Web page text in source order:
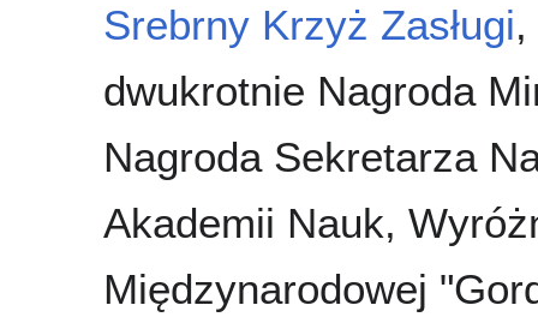
Srebrny Krzyż Zasługi,
dwukrotnie Nagroda
Nagroda Sekretarza
Akademii Nauk,
Międzynarodowej